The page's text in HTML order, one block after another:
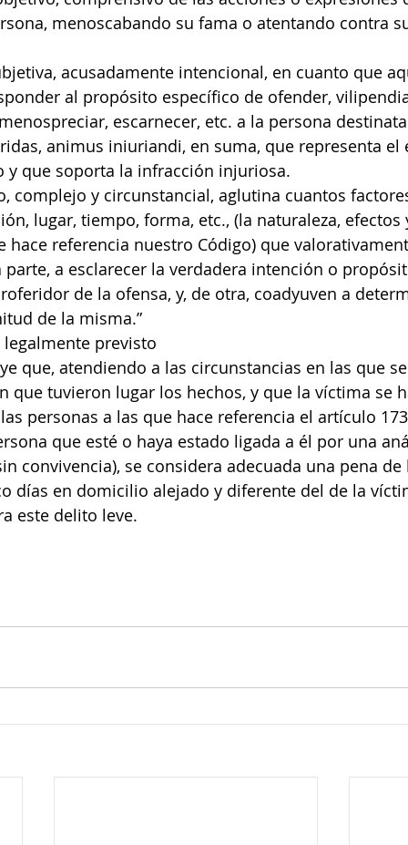
menoscabando su fama o atentando contra
acusadamente intencional, en cuanto que
al propósito específico de ofender,
escarnecer, etc. a la persona
animus iniuriandi, en suma, que representa
y que soporta la infracción injuriosa.
complejo y circunstancial, aglutina cuantos
lugar, tiempo, forma, etc., (la naturaleza,
hace referencia nuestro Código) que
parte, a esclarecer la verdadera intención o
de la ofensa, y, de otra, coadyuven a
de la misma.”
previsto
que, atendiendo a las circunstancias en las que
que tuvieron lugar los hechos, y que la víctima se
personas a las que hace referencia el artículo
que esté o haya estado ligada a él por una
convivencia), se considera adecuada una pena
días en domicilio alejado y diferente del de la
este delito leve.